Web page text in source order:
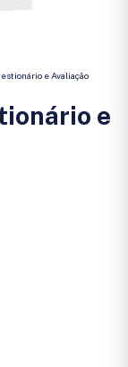
e Avaliação
e